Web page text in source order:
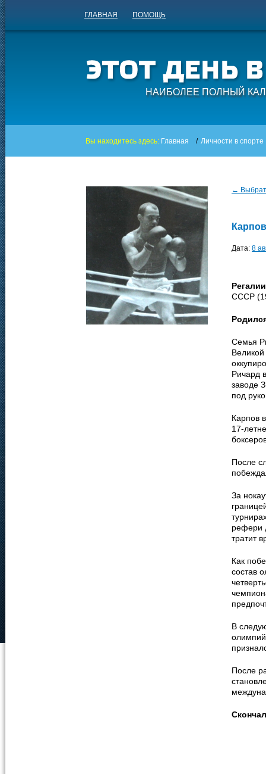
ГЛАВНАЯ ПОМОЩЬ
НАИБОЛЕЕ ПОЛНЫЙ
Вы находитесь здесь: Главная / Личности в спорте
←
Дата: 8
СССР
Семья
Ричард
заводе
под
Карпов
17-
После
За
рефери
тратит
Как
состав
В
После